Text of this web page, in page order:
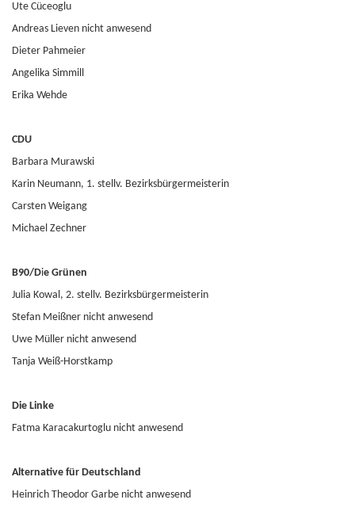
Ute Cüceoglu
Andreas Lieven nicht anwesend
Dieter Pahmeier
Angelika Simmill
Erika Wehde
CDU
Barbara Murawski
Karin Neumann, 1. stellv. Bezirksbürgermeisterin
Carsten Weigang
Michael Zechner
B90/Die Grünen
Julia Kowal, 2. stellv. Bezirksbürgermeisterin
Stefan Meißner nicht anwesend
Uwe Müller nicht anwesend
Tanja Weiß-Horstkamp
Die Linke
Fatma Karacakurtoglu nicht anwesend
Alternative für Deutschland
Heinrich Theodor Garbe nicht anwesend